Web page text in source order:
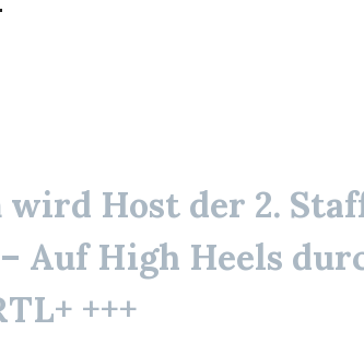
wird Host der 2.
Auf High Heels
+++